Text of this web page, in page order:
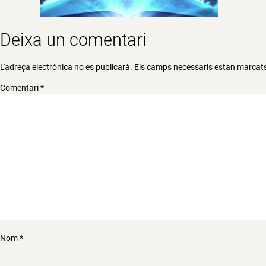
Deixa un comentari
L'adreça electrònica no es publicarà. Els camps necessaris estan
Comentari*
Nom*